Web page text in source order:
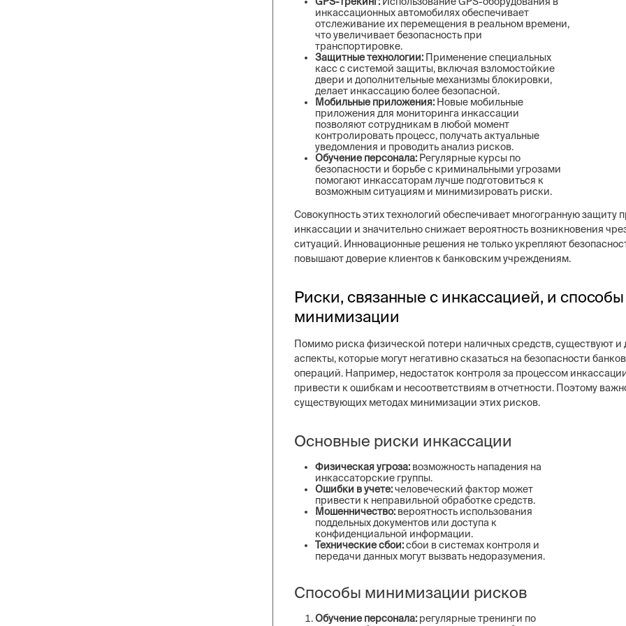
инкассационных автомобилях обеспечивает
отслеживание их перемещения в реальном времени,
что увеличивает безопасность при
транспортировке.
Защитные технологии: Применение специальных
касс с системой защиты, включая взломостойкие
двери и дополнительные механизмы блокировки,
делает инкассацию более безопасной.
Мобильные приложения: Новые мобильные
приложения для мониторинга инкассации
позволяют сотрудникам в любой момент
контролировать процесс, получать актуальные
уведомления и проводить анализ рисков.
Обучение персонала: Регулярные курсы по
безопасности и борьбе с криминальными угрозами
помогают инкассаторам лучше подготовиться к
возможным ситуациям и минимизировать риски.
Совокупность этих технологий обеспечивает многогранную защиту
инкассации и значительно снижает вероятность возникновения
ситуаций. Инновационные решения не только укрепляют
повышают доверие клиентов к банковским учреждениям.
Риски, связанные с инкассацией, и
минимизации
Помимо риска физической потери наличных средств, существуют и
аспекты, которые могут негативно сказаться на безопасности
операций. Например, недостаток контроля за процессом
привести к ошибкам и несоответствиям в отчетности. Поэтому
существующих методах минимизации этих рисков.
Основные риски инкассации
Физическая угроза: возможность нападения на
инкассаторские группы.
Ошибки в учете:человеческий фактор может
привести к неправильной обработке средств.
Мошенничество: вероятность использования
поддельных документов или доступа к
конфиденциальной информации.
Технические сбои:сбои в системах контроля и
передачи данных могут вызвать недоразумения.
Способы минимизации рисков
Обучение персонала: регулярные тренинги по